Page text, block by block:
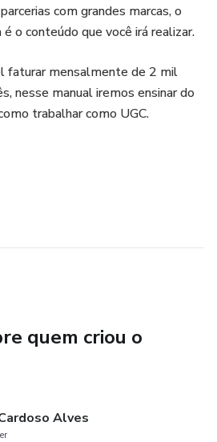
com grandes marcas, o
o conteúdo que você irá realizar.
faturar mensalmente de 2 mil
nesse manual iremos ensinar do
trabalhar como UGC.
importantes para criação de um
você pode realizar
trabalho
de vídeos para as marcas
quem criou o
Alves